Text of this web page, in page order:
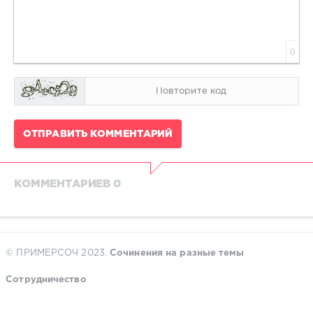
0
ОТПРАВИТЬ КОММЕНТАРИЙ
КОММЕНТАРИЕВ 0
© ПРИМЕРСОЧ 2023.Сочинения на разные темы
Сотрудничество